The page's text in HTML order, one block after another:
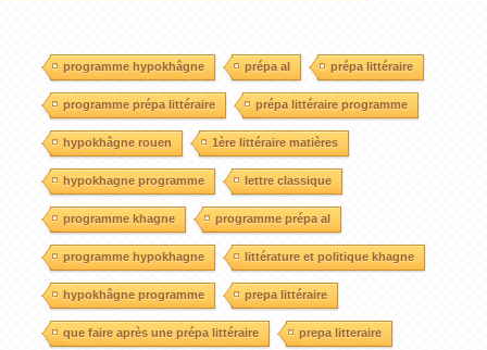
programme hypokhâgne prépa al prépa littéraire
programme prépa littéraire prépa littéraire programme
hypokhâgne rouen 1ère littéraire matières
hypokhagne programme lettre classique
programme khagne programme prépa al
programme hypokhagne littérature et politique khagne
hypokhâgne programme prepa littéraire
que faire après une prépa littéraire prepa litteraire